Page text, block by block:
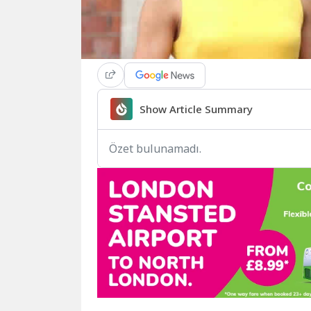
Show Article Summary
Özet bulunamadı.